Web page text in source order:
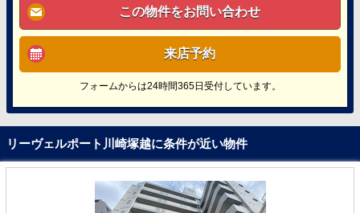
この物件をお問い合わせ
来店予約
フォームからは24時間365日受付しています。
リーヴェルポート川崎塚越に条件が近い物件